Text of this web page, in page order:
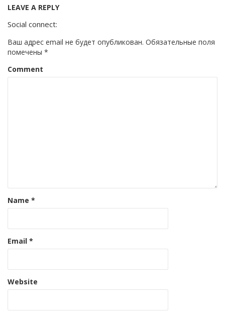
LEAVE A REPLY
Social connect:
Ваш адрес email не будет опубликован. Обязательные поля
помечены *
Comment
Name *
Email *
Website